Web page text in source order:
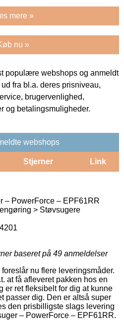
mere »
nu »
populære webshops og anmeldt
fra bl.a. deres prisniveau,
brugervenlighed,
og betalingsmuligheder.
webshops
Stjerner Link
– PowerForce – EPF61RR
> Støvsugere
baseret på 49 anmeldelser
nu flere leveringsmåder.
at få afleveret pakken hos en
er ret fleksibelt for dig at kunne
passer dig. Den er altså super
den prisbilligste slags levering
– PowerForce – EPF61RR.